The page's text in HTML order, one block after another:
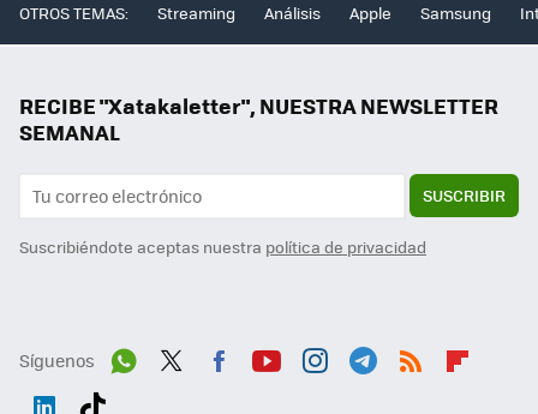
OTROS TEMAS: Streaming Análisis Apple Samsung
RECIBE "Xatakaletter", NUESTRA NEWSLETTER
SEMANAL
SUSCRIBIR
Suscribiéndote aceptas nuestra política de privacidad
Síguenos